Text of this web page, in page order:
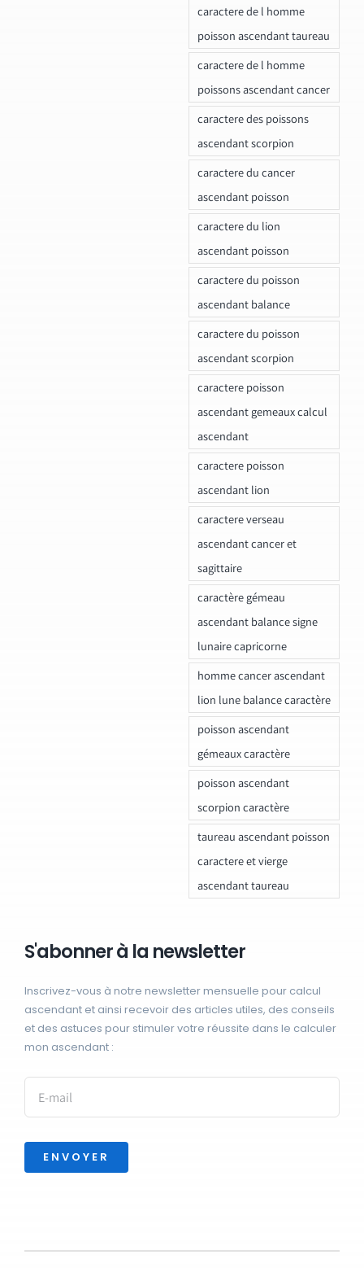
caractere de l homme
poisson ascendant taureau
caractere de l homme
poissons ascendant cancer
caractere des poissons
ascendant scorpion
caractere du cancer
ascendant poisson
caractere du lion
ascendant poisson
caractere du poisson
ascendant balance
caractere du poisson
ascendant scorpion
caractere poisson
ascendant gemeaux calcul
ascendant
caractere poisson
ascendant lion
caractere verseau
ascendant cancer et
sagittaire
caractère gémeau
ascendant balance signe
lunaire capricorne
homme cancer ascendant
lion lune balance caractère
poisson ascendant
gémeaux caractère
poisson ascendant
scorpion caractère
taureau ascendant poisson
caractere et vierge
ascendant taureau
S'abonner à la newsletter
Inscrivez-vous à notre newsletter mensuelle pour calcul
ascendant et ainsi recevoir des articles utiles, des conseils
et des astuces pour stimuler votre réussite dans le calculer
mon ascendant :
ENVOYER